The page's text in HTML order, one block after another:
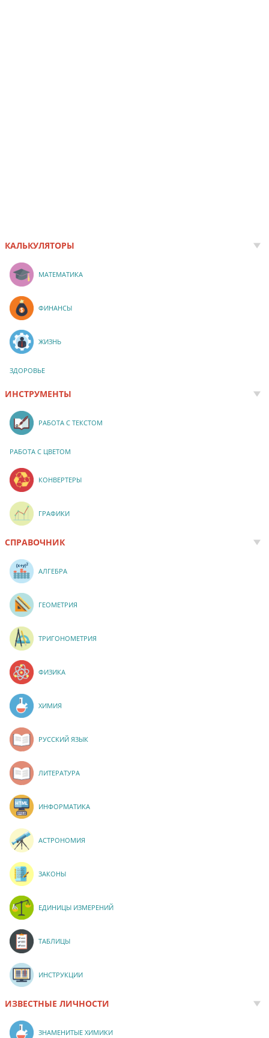
КАЛЬКУЛЯТОРЫ
МАТЕМАТИКА
ФИНАНСЫ
ЖИЗНЬ
ЗДОРОВЬЕ
ИНСТРУМЕНТЫ
РАБОТА С ТЕКСТОМ
РАБОТА С ЦВЕТОМ
КОНВЕРТЕРЫ
ГРАФИКИ
СПРАВОЧНИК
АЛГЕБРА
ГЕОМЕТРИЯ
ТРИГОНОМЕТРИЯ
ФИЗИКА
ХИМИЯ
РУССКИЙ ЯЗЫК
ЛИТЕРАТУРА
ИНФОРМАТИКА
АСТРОНОМИЯ
ЗАКОНЫ
ЕДИНИЦЫ ИЗМЕРЕНИЙ
ТАБЛИЦЫ
ИНСТРУКЦИИ
ИЗВЕСТНЫЕ ЛИЧНОСТИ
ЗНАМЕНИТЫЕ ХИМИКИ